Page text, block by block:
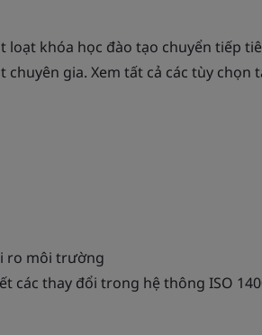
khóa học đào tạo chuyển tiếp
gia. Xem tất cả các tùy chọn
ro môi trường
các thay đổi trong hệ thông ISO